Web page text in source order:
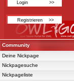
Community
Deine Nickpage
Nickpagesuche
Nickpageliste